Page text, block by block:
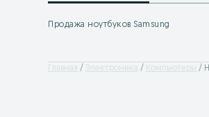
Продажа ноутбуков Samsung
Главная Электроника Компьютеры